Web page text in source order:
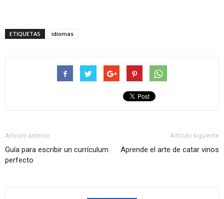
ETIQUETAS idiomas
Artículo anterior
Guía para escribir un currículum
perfecto
Artículo siguiente
Aprende el arte de catar vinos